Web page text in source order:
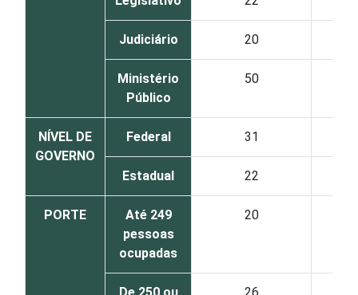
Judiciário 20
Ministério
Público
50
NÍVEL DE
GOVERNO
Federal 31
Estadual 22
PORTE
Até 249
pessoas
ocupadas
20